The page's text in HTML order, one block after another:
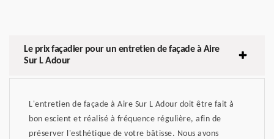
Le prix façadier pour un entretien de façade à Aire
Sur L Adour
L'entretien de façade à Aire Sur L Adour doit être fait à
bon escient et réalisé à fréquence régulière, afin de
préserver l'esthétique de votre bâtisse. Nous avons